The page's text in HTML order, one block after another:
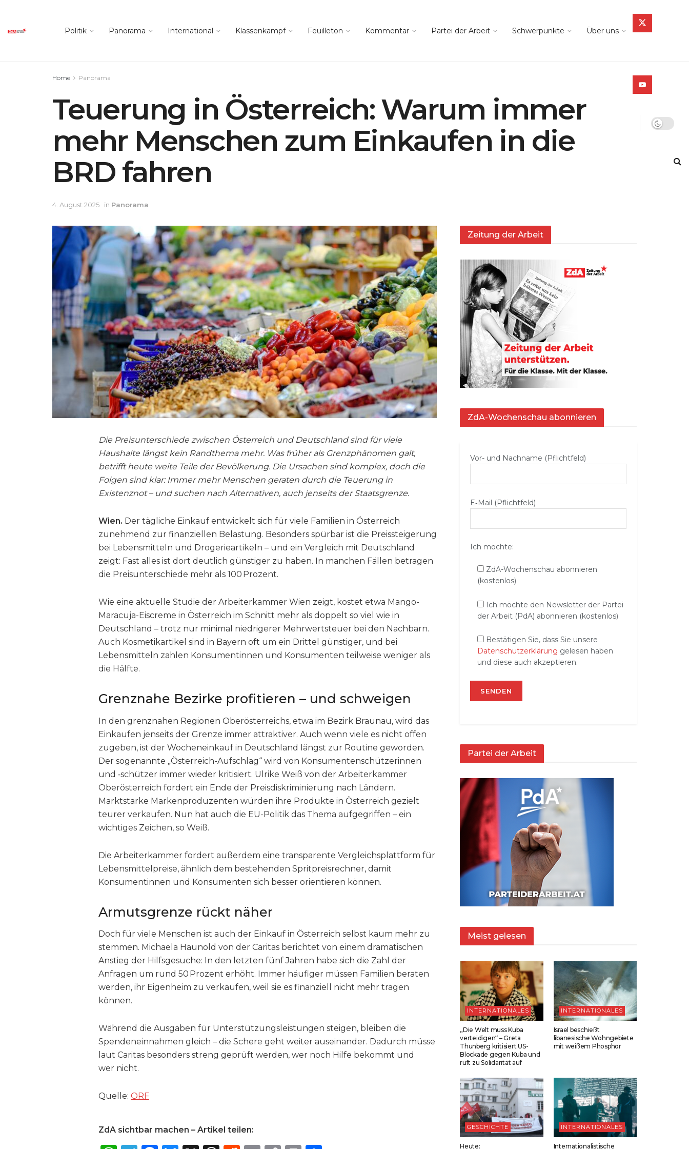
Politik Panorama International Klassenkampf Feuilleton Kommentar Partei der Arbeit Schwerpunkte Über uns
Home Panorama
Teuerung in Österreich: Warum immer
mehr Menschen zum Einkaufen in die
BRD fahren
4. August 2025 in Panorama
Die Preisunterschiede zwischen Österreich und Deutschland sind für viele
Haushalte längst kein Randthema mehr. Was früher als Grenzphänomen galt,
betrifft heute weite Teile der Bevölkerung. Die Ursachen sind komplex, doch die
Folgen sind klar: Immer mehr Menschen geraten durch die Teuerung in
Existenznot – und suchen nach Alternativen, auch jenseits der Staatsgrenze.
Wien. Der tägliche Einkauf entwickelt sich für viele Familien in Österreich
zunehmend zur finanziellen Belastung. Besonders spürbar ist die Preissteigerung
bei Lebensmitteln und Drogerieartikeln – und ein Vergleich mit Deutschland
zeigt: Fast alles ist dort deutlich günstiger zu haben. In manchen Fällen betragen
die Preisunterschiede mehr als 100 Prozent.
Wie eine aktuelle Studie der Arbeiterkammer Wien zeigt, kostet etwa Mango-
Maracuja-Eiscreme in Österreich im Schnitt mehr als doppelt so viel wie in
Deutschland – trotz nur minimal niedrigerer Mehrwertsteuer bei den Nachbarn.
Auch Kosmetikartikel sind in Bayern oft um ein Drittel günstiger, und bei
Lebensmitteln zahlen Konsumentinnen und Konsumenten teilweise weniger als
die Hälfte.
Grenznahe Bezirke profitieren – und schweigen
In den grenznahen Regionen Oberösterreichs, etwa im Bezirk Braunau, wird das
Einkaufen jenseits der Grenze immer attraktiver. Auch wenn viele es nicht offen
zugeben, ist der Wocheneinkauf in Deutschland längst zur Routine geworden.
Der sogenannte „Österreich-Aufschlag“ wird von Konsumentenschützerinnen
und ‑schützer immer wieder kritisiert. Ulrike Weiß von der Arbeiterkammer
Oberösterreich fordert ein Ende der Preisdiskriminierung nach Ländern.
Marktstarke Markenproduzenten würden ihre Produkte in Österreich gezielt
teurer verkaufen. Nun hat auch die EU-Politik das Thema aufgegriffen – ein
wichtiges Zeichen, so Weiß.
Die Arbeiterkammer fordert außerdem eine transparente Vergleichsplattform für
Lebensmittelpreise, ähnlich dem bestehenden Spritpreisrechner, damit
Konsumentinnen und Konsumenten sich besser orientieren können.
Armutsgrenze rückt näher
Doch für viele Menschen ist auch der Einkauf in Österreich selbst kaum mehr zu
stemmen. Michaela Haunold von der Caritas berichtet von einem dramatischen
Anstieg der Hilfsgesuche: In den letzten fünf Jahren habe sich die Zahl der
Anfragen um rund 50 Prozent erhöht. Immer häufiger müssen Familien beraten
werden, ihr Eigenheim zu verkaufen, weil sie es finanziell nicht mehr tragen
können.
Während die Ausgaben für Unterstützungsleistungen steigen, bleiben die
Spendeneinnahmen gleich – die Schere geht weiter auseinander. Dadurch müsse
laut Caritas besonders streng geprüft werden, wer noch Hilfe bekommt und
wer nicht.
Quelle: ORF
ZdA sichtbar machen – Artikel teilen:
Zeitung der Arbeit
ZdA-Wochenschau abonnieren
Vor- und Nachname (Pflichtfeld)
E‑Mail (Pflichtfeld)
Ich möchte:
ZdA-Wochenschau abonnieren
(kostenlos)
Ich möchte den Newsletter der Partei
der Arbeit (PdA) abonnieren (kostenlos)
Bestätigen Sie, dass Sie unsere
Datenschutzerklärung gelesen haben
und diese auch akzeptieren.
Partei der Arbeit
Meist gelesen
INTERNATIONALES
„Die Welt muss Kuba
verteidigen“ – Greta
Thunberg kritisiert US-
Blockade gegen Kuba und
ruft zu Solidarität auf
INTERNATIONALES
Israel beschießt
libanesische Wohngebiete
mit weißem Phosphor
GESCHICHTE
Heute:
INTERNATIONALES
Internationalistische